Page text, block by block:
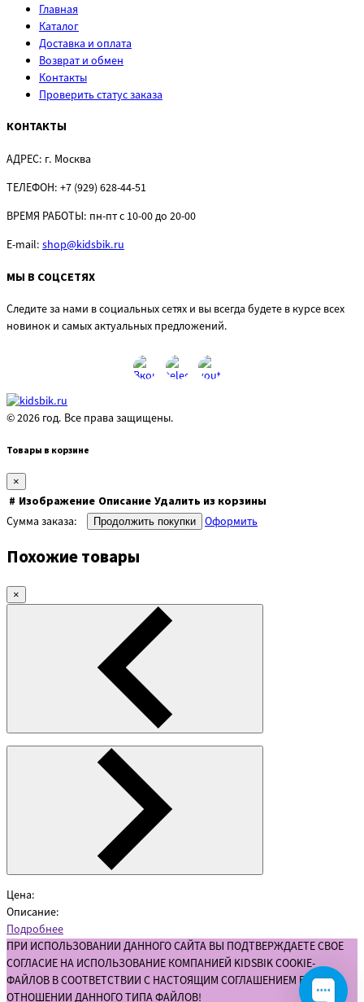
Главная
Каталог
Доставка и оплата
Возврат и обмен
Контакты
Проверить статус заказа
КОНТАКТЫ
АДРЕС: г. Москва
ТЕЛЕФОН: +7 (929) 628-44-51
ВРЕМЯ РАБОТЫ: пн-пт с 10-00 до 20-00
E-mail: shop@kidsbik.ru
МЫ В СОЦСЕТЯХ
Следите за нами в социальных сетях и вы всегда будете в курсе всех
новинок и самых актуальных предложений.
© 2026 год. Все права защищены.
Товары в корзине
×
# Изображение Описание Удалить из корзины
Сумма заказа:
Продолжить покупки Оформить
Похожие товары
×
Цена:
Описание:
Подробнее
ПРИ ИСПОЛЬЗОВАНИИ ДАННОГО САЙТА ВЫ ПОДТВЕРЖДАЕТЕ СВОЕ
СОГЛАСИЕ НА ИСПОЛЬЗОВАНИЕ КОМПАНИЕЙ KIDSBIK COOKIE-
ФАЙЛОВ В СООТВЕТСТВИИ С НАСТОЯЩИМ СОГЛАШЕНИЕМ В
ОТНОШЕНИИ ДАННОГО ТИПА ФАЙЛОВ!